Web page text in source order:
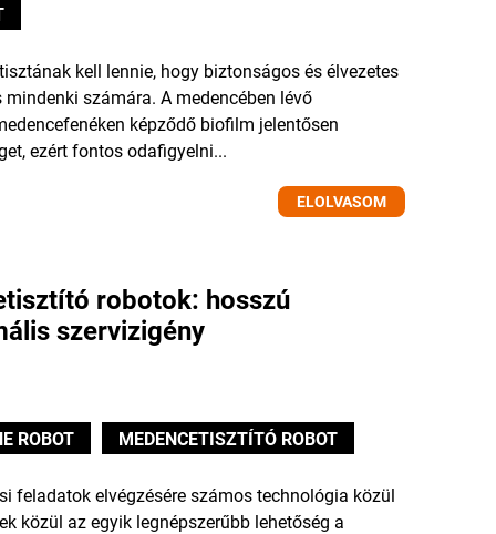
kell lennie, hogy biztonságos és élvezetes
számára. A medencében lévő
képződő biofilm jelentősen
ezért fontos odafigyelni...
ELOLVASOM
robotok: hosszú
szervizigény
ROBOT MEDENCETISZTÍTÓ ROBOT
feladatok elvégzésére számos technológia közül
közül az egyik legnépszerűbb lehetőség a